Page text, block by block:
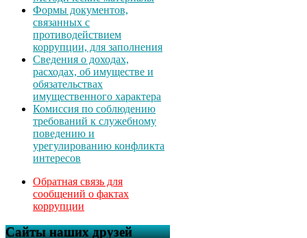
Формы документов,
связанных с
противодействием
коррупции, для заполнения
Сведения о доходах,
расходах, об имуществе и
обязательствах
имущественного характера
Комиссия по соблюдению
требований к служебному
поведению и
урегулированию конфликта
интересов
Обратная связь для
сообщений о фактах
коррупции
Сайты наших друзей